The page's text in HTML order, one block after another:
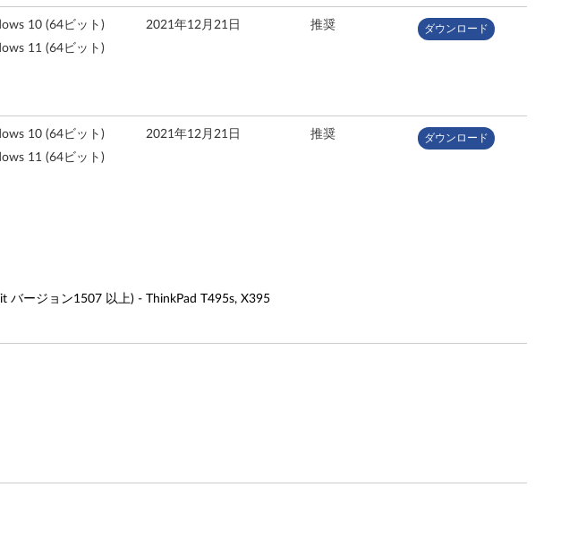
10 (64ビット)
11 (64ビット)
2021年12月21日 推奨 ダウンロード
10 (64ビット)
11 (64ビット)
2021年12月21日 推奨 ダウンロード
ージョン1507 以上) - ThinkPad T495s, X395